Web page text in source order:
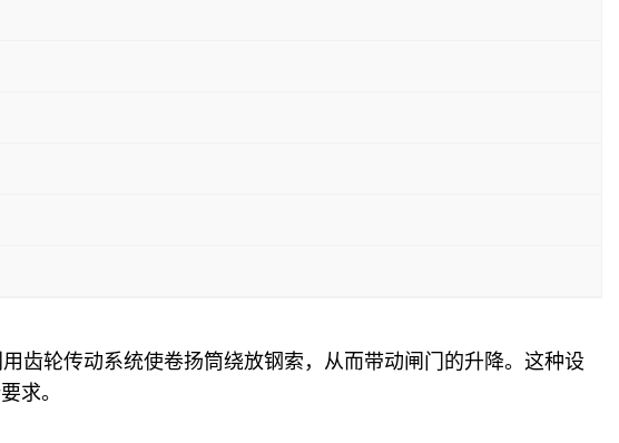
齿轮传动系统使卷扬筒绕放钢索，从而带动闸门的升降。这种设
求。